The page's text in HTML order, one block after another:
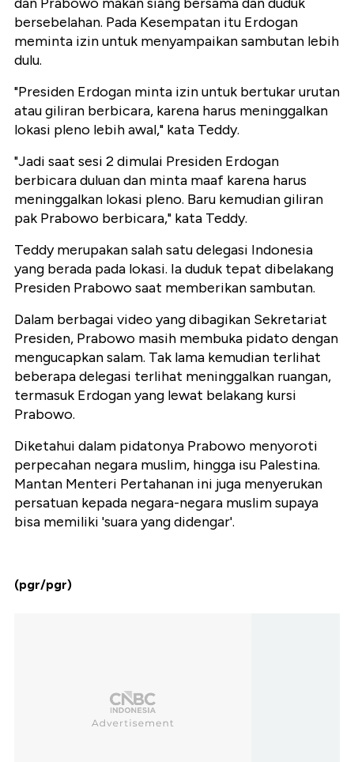
bersebelahan. Pada Kesempatan itu Erdogan
meminta izin untuk menyampaikan sambutan lebih
dulu.
"Presiden Erdogan minta izin untuk bertukar urutan
atau giliran berbicara, karena harus meninggalkan
lokasi pleno lebih awal," kata Teddy.
"Jadi saat sesi 2 dimulai Presiden Erdogan
berbicara duluan dan minta maaf karena harus
meninggalkan lokasi pleno. Baru kemudian giliran
pak Prabowo berbicara," kata Teddy.
Teddy merupakan salah satu delegasi Indonesia
yang berada pada lokasi. Ia duduk tepat dibelakang
Presiden Prabowo saat memberikan sambutan.
Dalam berbagai video yang dibagikan Sekretariat
Presiden, Prabowo masih membuka pidato dengan
mengucapkan salam. Tak lama kemudian terlihat
beberapa delegasi terlihat meninggalkan ruangan,
termasuk Erdogan yang lewat belakang kursi
Prabowo.
Diketahui dalam pidatonya Prabowo menyoroti
perpecahan negara muslim, hingga isu Palestina.
Mantan Menteri Pertahanan ini juga menyerukan
persatuan kepada negara-negara muslim supaya
bisa memiliki 'suara yang didengar'.
(pgr/pgr)